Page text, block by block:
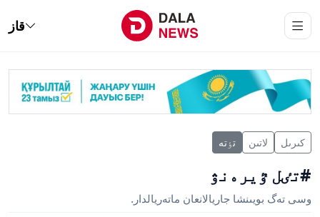
قاز
كىرىل لاتىن تٶتە
#تٸل ٷيرەنۋ
وسى تەگ بويىنشا جاريالانعان ماتەريالدار.